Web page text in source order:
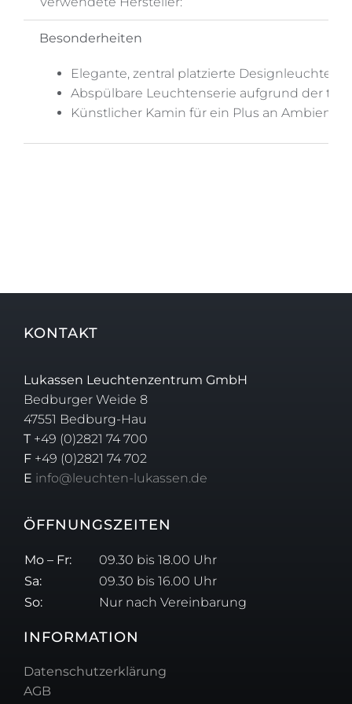
Besonderheiten
Elegante, zentral platzierte
Abspülbare Leuchtenserie aufgrund der
Künstlicher Kamin für ein Plus an Ambiente
KONTAKT
Lukassen Leuchtenzentrum GmbH
Bedburger Weide 8
47551 Bedburg-Hau
T+49 (0)2821 74 700
F+49 (0)2821 74 702
E info@leuchten-lukassen.de
ÖFFNUNGSZEITEN
Mo – Fr:
09.30 bis 18.00 Uhr
Sa:
09.30 bis 16.00 Uhr
So:
Nur nach Vereinbarung
INFORMATION
Datenschutzerklärung
AGB